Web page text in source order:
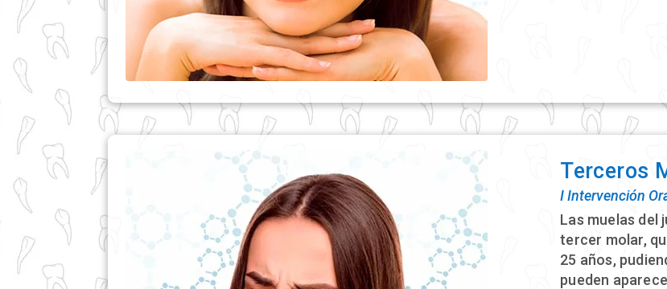
Terceros
Ι Intervención
Las muelas del
tercer molar,
25 años,​
pueden